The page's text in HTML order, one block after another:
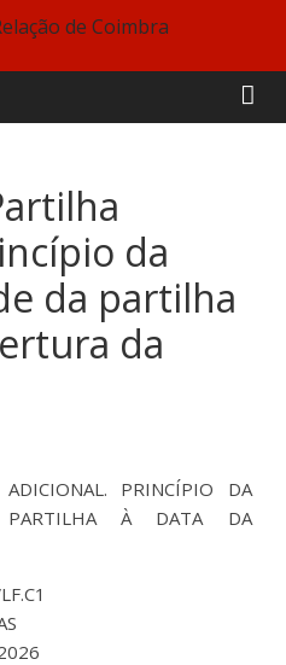
da
da partilha
da
PRINCÍPIO DA
PARTILHA À DATA DA